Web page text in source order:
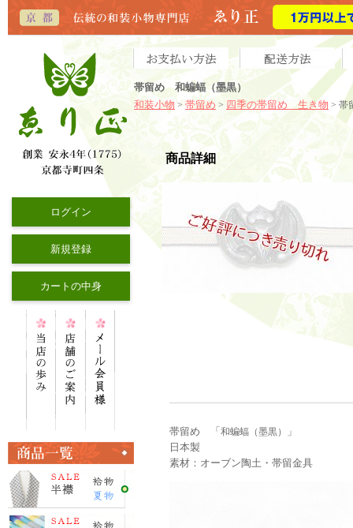
帯留め 和蝙蝠（墨黒）
和装小物 > 帯留め > 四季の帯留め 生き物 > 帯
ログイン
新規登録
カートの中身
商品詳細
帯留め 「 和蝙蝠（墨黒）
」
日本製
素材：オーブン陶土・帯留金具